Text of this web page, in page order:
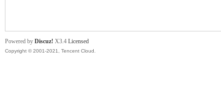
Powered by Discuz! X3.4 Licensed
Copyright © 2001-2021, Tencent Cloud.